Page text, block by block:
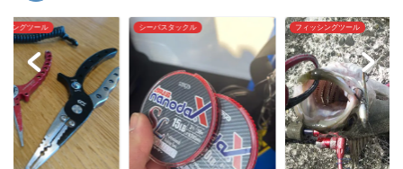
スタックル フィッシングツール シーバス編